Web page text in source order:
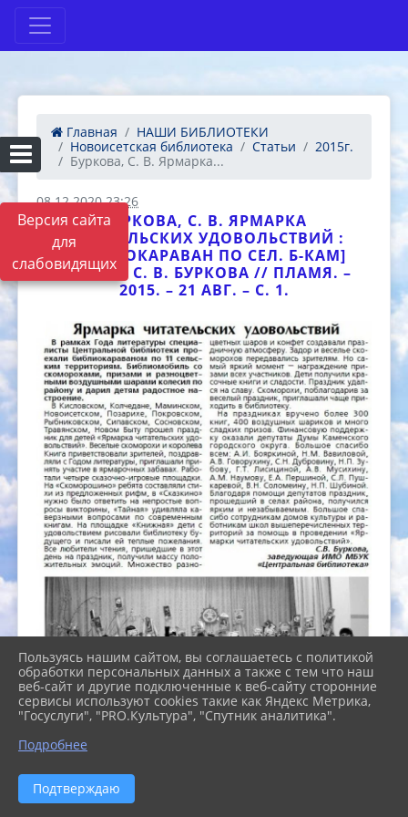
Версия сайта
для
слабовидящих
Главная
НАШИ БИБЛИОТЕКИ
Новоисетская библиотека
Статьи
2015г.
Буркова, С. В. Ярмарка...
08.12.2020 23:26
БУРКОВА, С. В. ЯРМАРКА
ЧИТАТЕЛЬСКИХ УДОВОЛЬСТВИЙ :
[БИБЛИОКАРАВАН ПО СЕЛ. Б-КАМ]
[ТЕКСТ] / С. В. БУРКОВА // ПЛАМЯ. –
2015. – 21 АВГ. – С. 1.
Пользуясь нашим сайтом, вы соглашаетесь с политикой
обработки персональных данных а также с тем что наш
веб-сайт и другие подключенные к веб-сайту сторонние
сервисы используют cookies такие как Яндекс Метрика,
"Госуслуги", "PRO.Культура", "Спутник аналитика".
Подробнее
Подтверждаю